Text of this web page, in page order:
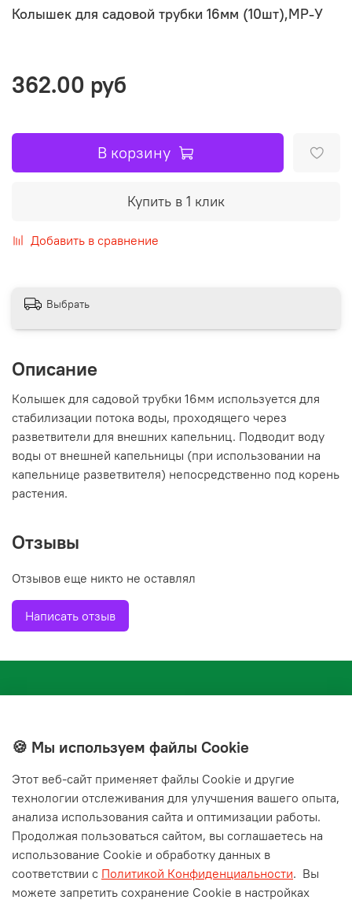
Колышек для садовой трубки 16мм (10шт),MP-У
362.00 руб
В корзину
Купить в 1 клик
Добавить в сравнение
Выбрать
Описание
Колышек для садовой трубки 16мм используется для
стабилизации потока воды, проходящего через
разветвители для внешних капельниц. Подводит воду
воды от внешней капельницы (при использовании на
капельнице разветвителя) непосредственно под корень
растения.
Отзывы
Отзывов еще никто не оставлял
Написать отзыв
+7(843) 210-20-24
Мы в соц. сетях
🍪 Мы используем файлы Cookie
Этот веб‑сайт применяет файлы Cookie и другие
технологии отслеживания для улучшения вашего опыта,
анализа использования сайта и оптимизации работы.
Продолжая пользоваться сайтом, вы соглашаетесь на
использование Cookie и обработку данных в
соответствии с Политикой Конфиденциальности. Вы
можете запретить сохранение Cookie в настройках